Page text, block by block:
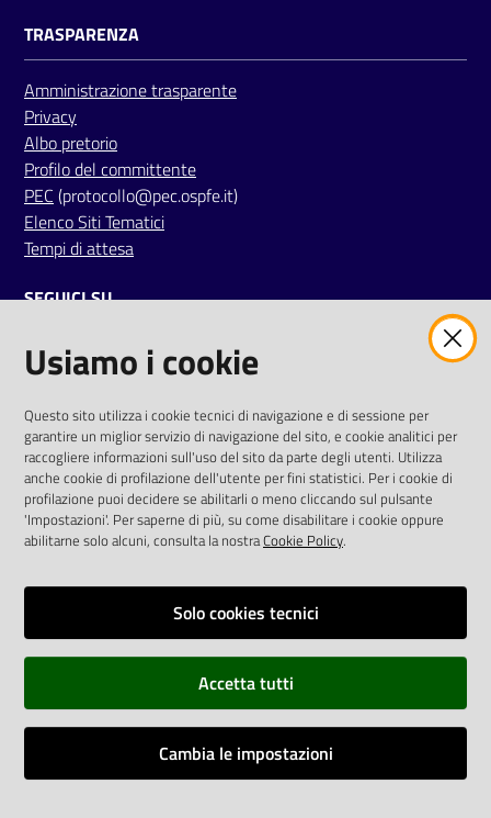
TRASPARENZA
Amministrazione trasparente
Privacy
Albo pretorio
Profilo del committente
PEC (protocollo@pec.ospfe.it)
Elenco Siti Tematici
Tempi di attesa
SEGUICI SU
twitterfacebookyoutube
AREA DIPENDENTI
Posta Elettronica Aziendale
Cloud aziendale(manuale di istruzioni)
Portale del Dipendente
Sito intranet
Redazione web
Credits
Usiamo i cookie
Questo sito utilizza i cookie tecnici di navigazione e di sessione per
garantire un miglior servizio di navigazione del sito, e cookie analitici per
raccogliere informazioni sull'uso del sito da parte degli utenti. Utilizza
anche cookie di profilazione dell'utente per fini statistici. Per i cookie di
profilazione puoi decidere se abilitarli o meno cliccando sul pulsante
'Impostazioni'. Per saperne di più, su come disabilitare i cookie oppure
abilitarne solo alcuni, consulta la nostraCookie Policy.
Solo cookies tecnici
Accetta tutti
Cambia le impostazioni